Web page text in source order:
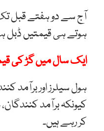
ہوتے ہی قیمتیں ڈبل
ایک سال میں گڑ کی قیمت 5 ہزار روپے
کیونکہ برآمد
کر رہے ہیں۔